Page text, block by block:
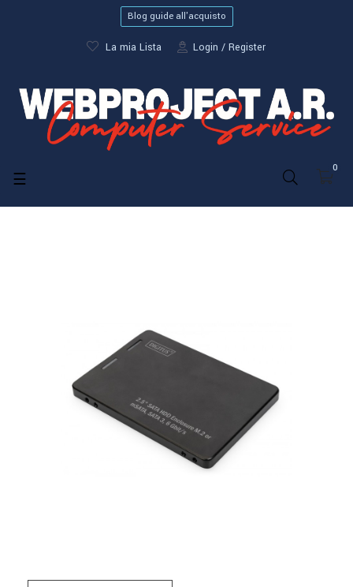
Blog guide all'acquisto
La mia Lista Login Register
0
navigazione
☰